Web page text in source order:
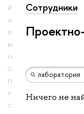
Й
К
Л
М
Н
О
П
Р
С
Сотрудники
Ничего не